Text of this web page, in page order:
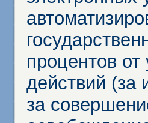
процентов
действий (за
за